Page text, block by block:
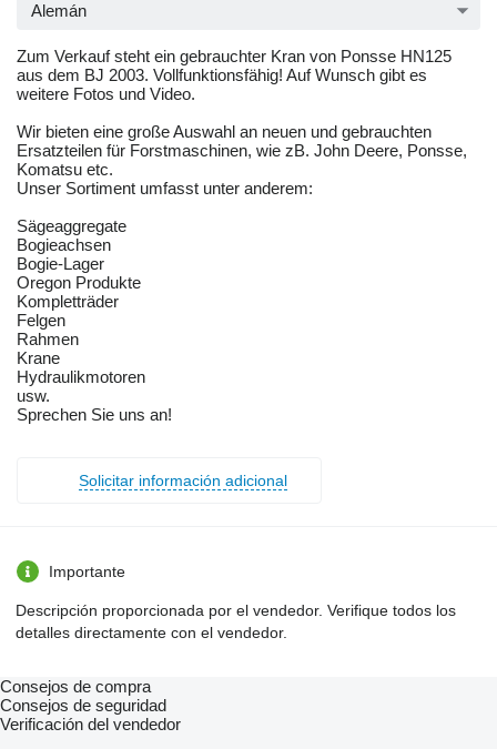
Alemán
Zum Verkauf steht ein gebrauchter Kran von Ponsse HN125
aus dem BJ 2003. Vollfunktionsfähig! Auf Wunsch gibt es
weitere Fotos und Video.
Wir bieten eine große Auswahl an neuen und gebrauchten
Ersatzteilen für Forstmaschinen, wie zB. John Deere, Ponsse,
Komatsu etc.
Unser Sortiment umfasst unter anderem:
Sägeaggregate
Bogieachsen
Bogie-Lager
Oregon Produkte
Kompletträder
Felgen
Rahmen
Krane
Hydraulikmotoren
usw.
Sprechen Sie uns an!
Solicitar información adicional
Importante
Descripción proporcionada por el vendedor. Verifique todos los
detalles directamente con el vendedor.
Consejos de compra
Consejos de seguridad
Verificación del vendedor